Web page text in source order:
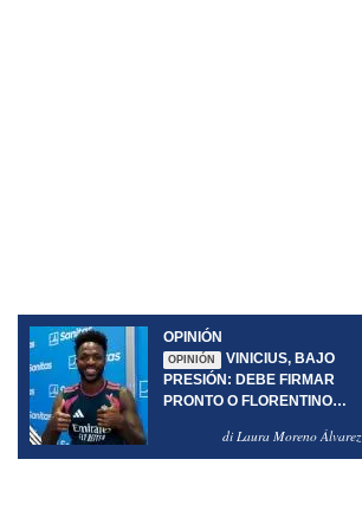
OPINIÓN
OPINIÓN
VINICIUS, BAJO
PRESIÓN: DEBE FIRMAR
PRONTO O FLORENTINO
di Laura Moreno Álvarez